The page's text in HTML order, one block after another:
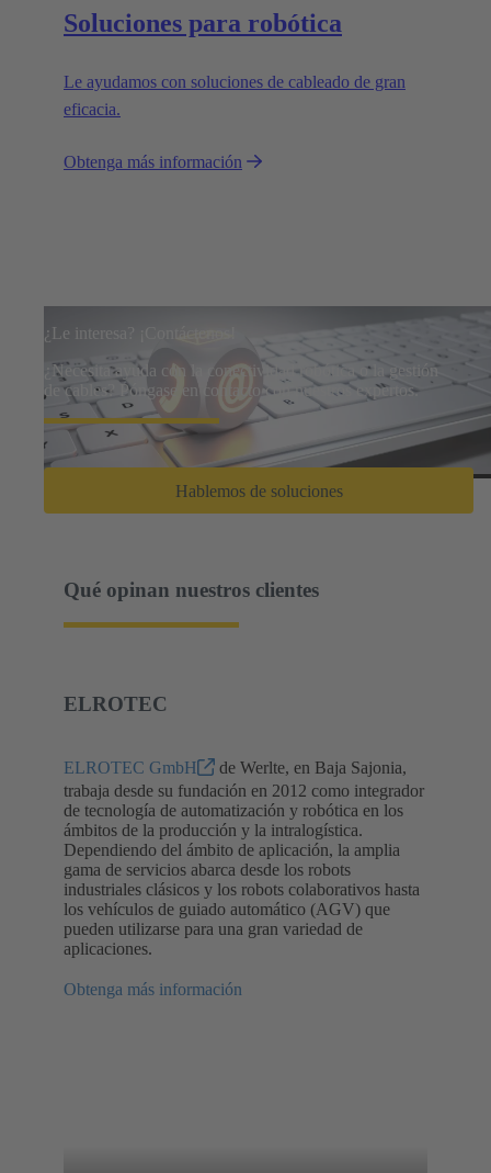
Soluciones para robótica
Le ayudamos con soluciones de cableado de gran
eficacia.
Obtenga más información
¿Le interesa? ¡Contáctenos!
¿Necesita ayuda con la conectividad robótica o la gestión
de cables? Póngase en contacto con nuestros expertos.
Hablemos de soluciones
Qué opinan nuestros clientes
ELROTEC
ELROTEC GmbH
de Werlte, en Baja Sajonia,
trabaja desde su fundación en 2012 como integrador
de tecnología de automatización y robótica en los
ámbitos de la producción y la intralogística.
Dependiendo del ámbito de aplicación, la amplia
gama de servicios abarca desde los robots
industriales clásicos y los robots colaborativos hasta
los vehículos de guiado automático (AGV) que
pueden utilizarse para una gran variedad de
aplicaciones.
Obtenga más información